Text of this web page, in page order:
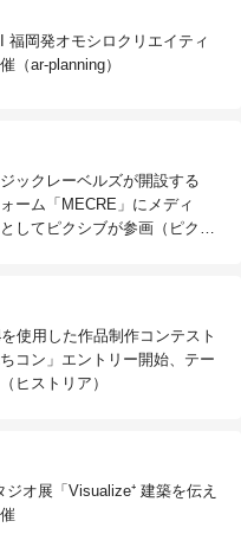
福岡発オモシロクリエイティ
（ar-planning）
ックレーベルズが開設する
ーム「MECRE」にメディ
してピクシブが参画（ピクシ
使用した作品制作コンテスト
ちコン」エントリー開始、テー
ヒストリア）
ジオ展「Visualize⁺ 建築を伝え